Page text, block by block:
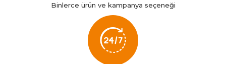
Binlerce ürün ve kampanya seçeneği